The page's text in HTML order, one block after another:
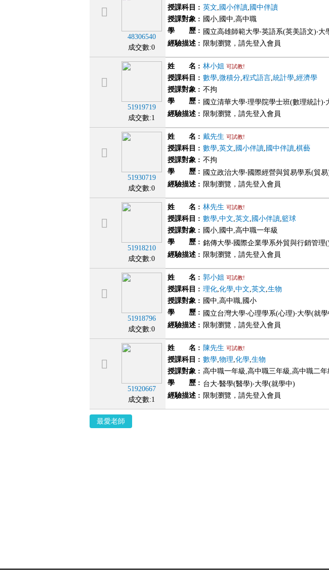
48306540
成交數:0
授課科目 : 英文, 國小伴讀, 國中伴讀
授課對象 : 國小,國中,高中職
學 歷 : 國立高雄師範大學‧英語系(英美語文)‧大
經驗描述 : 限制瀏覽，請先登入會員
51919719
成交數:1
姓 名 : 林小姐 可試教!
授課科目 : 數學,微積分,程式語言,統計學,經濟學
授課對象 : 不拘
學 歷 : 國立清華大學‧理學院學士班(數理統計)‧
經驗描述 : 限制瀏覽，請先登入會員
51930719
成交數:0
姓 名 : 戴先生 可試教!
授課科目 : 數學,英文, 國小伴讀, 國中伴讀,棋藝
授課對象 : 不拘
學 歷 : 國立政治大學‧國際經營與貿易學系(貿
經驗描述 : 限制瀏覽，請先登入會員
51918210
成交數:0
姓 名 : 林先生 可試教!
授課科目 : 數學,中文,英文, 國小伴讀,籃球
授課對象 : 國小,國中,高中職一年級
學 歷 : 銘傳大學‧國際企業學系外貿與行銷管理
經驗描述 : 限制瀏覽，請先登入會員
51918796
成交數:0
姓 名 : 郭小姐 可試教!
授課科目 : 理化,化學,中文,英文,生物
授課對象 : 國中,高中職,國小
學 歷 : 國立台灣大學‧心理學系(心理)‧大學(就
經驗描述 : 限制瀏覽，請先登入會員
51920667
成交數:1
姓 名 : 陳先生 可試教!
授課科目 : 數學,物理,化學,生物
授課對象 : 高中職一年級,高中職三年級,高中職二年
學 歷 : 台大‧醫學(醫學)‧大學(就學中)
經驗描述 : 限制瀏覽，請先登入會員
最愛老師